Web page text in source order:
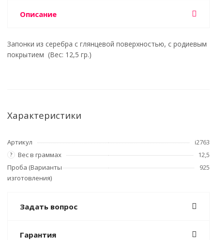
Описание
Запонки из серебра с глянцевой поверхностью, с родиевым
покрытием (Вес: 12,5 гр.)
Характеристики
Артикул i2763
? Вес в граммах
12,5
Проба (Варианты
изготовления)
925
Задать вопрос
Гарантия